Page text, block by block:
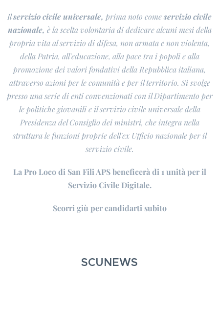
Ilservizio civile universale, prima noto comeservizio civile
nazionale, è la scelta volontaria di dedicare alcuni mesi della
propria vita al servizio di difesa, non armata e non violenta,
della Patria, all'educazione, alla pace tra i popoli e alla
promozione dei valori fondativi della Repubblica italiana,
attraverso azioni per le comunità e per il territorio. Si svolge
presso una serie di enti convenzionati con il Dipartimento per
le politiche giovanili e il servizio civile universale della
Presidenza del Consiglio dei ministri, che integra nella
struttura le funzioni proprie dell'ex Ufficio nazionale per il
servizio civile.
La Pro Loco di San Fili APS beneficerà di 1 unità per il
Servizio Civile Digitale.
Scorri giù per candidarti subito
SCUNEWS